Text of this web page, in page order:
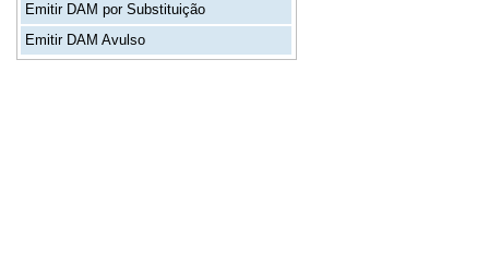
Emitir DAM por Substituição
Emitir DAM Avulso